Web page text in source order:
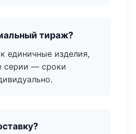
тираж?
единичные изделия,
серии — сроки